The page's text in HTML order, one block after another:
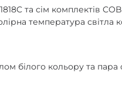
та сім комплектів
температура
білого кольору та